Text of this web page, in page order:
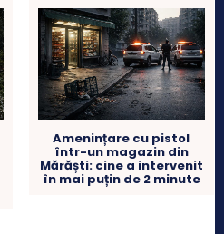
Amenințare cu pistol
într-un magazin din
Mărăști: cine a intervenit
în mai puțin de 2 minute